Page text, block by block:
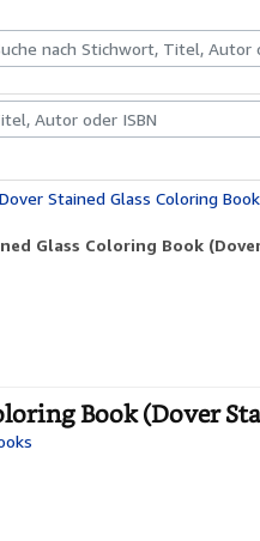
Kunst & Sammlerstücke
Stained Glass Coloring
Glass Coloring Book
Book (Dover